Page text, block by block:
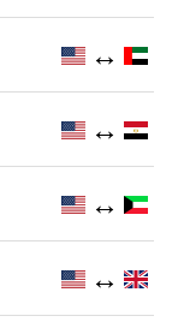
↔
↔
↔
↔